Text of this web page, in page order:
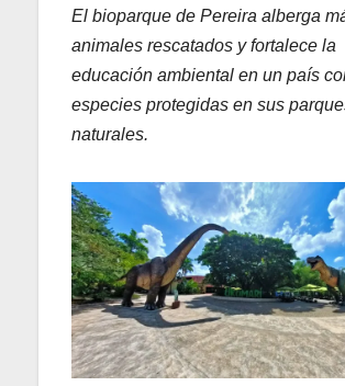
El bioparque de Pereira alberga
animales rescatados y fortalece la
educación ambiental en un país
especies protegidas en sus
naturales.